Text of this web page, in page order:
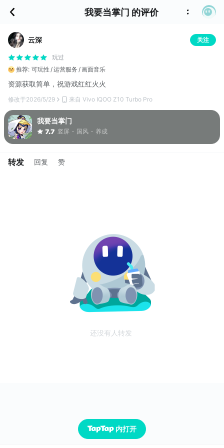
我要当掌门 的评价
云深 关注
玩过
推荐: 可玩性 运营服务 画面音乐
资源获取简单，祝游戏红红火火
修改于2026/5/29 来自 Vivo IQOO Z10 Turbo Pro
我要当掌门
7.7 竖屏 国风 养成
转发 回复 赞
还没有人转发
内打开